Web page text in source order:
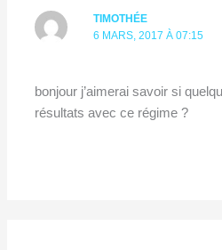
TIMOTHÉE
6 MARS, 2017 À 07:15
bonjour j’aimerai savoir si
résultats avec ce régime ?